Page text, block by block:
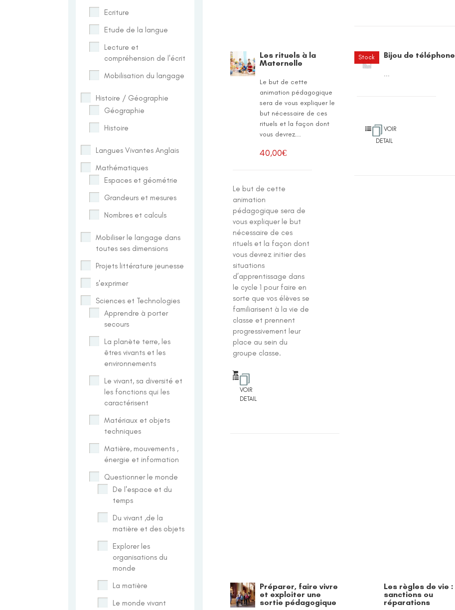
Les rituels à la
Maternelle
Le but de cette
animation pédagogique
sera de vous expliquer le
but nécessaire de ces
rituels et la façon dont
vous devrez...
40,00€
Le but de cette
animation
pédagogique sera de
vous expliquer le but
nécessaire de ces
rituels et la façon dont
vous devrez initier des
situations
d’apprentissage dans
le cycle 1 pour faire en
sorte que vos élèves se
familiarisent à la vie de
classe et prennent
progressivement leur
place au sein du
groupe classe.
VOIR
DETAIL
Stock
épuisé
Bijou de téléphone
...
VOIR
DETAIL
Préparer, faire vivre
et exploiter une
sortie pédagogique
Les règles de vie :
sanctions ou
réparations
Ecriture
Etude de la langue
Lecture et
compréhension de l'écrit
Mobilisation du langage
Histoire / Géographie
Géographie
Histoire
Langues Vivantes Anglais
Mathématiques
Espaces et géométrie
Grandeurs et mesures
Nombres et calculs
Mobiliser le langage dans
toutes ses dimensions
Projets littérature jeunesse
s'exprimer
Sciences et Technologies
Apprendre à porter
secours
La planète terre, les
êtres vivants et les
environnements
Le vivant, sa diversité et
les fonctions qui les
caractérisent
Matériaux et objets
techniques
Matière, mouvements ,
énergie et information
Questionner le monde
De l'espace et du
temps
Du vivant ,de la
matière et des objets
Explorer les
organisations du
monde
La matière
Le monde vivant